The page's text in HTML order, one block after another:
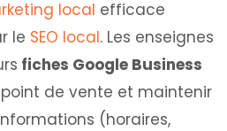
local efficace
le SEO local. Les enseignes
fiches Google Business
de vente et maintenir
(horaires,